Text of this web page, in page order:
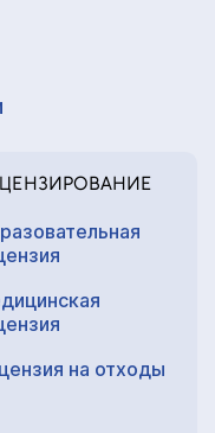
на отходы